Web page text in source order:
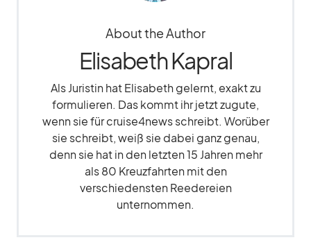
About the Author
Elisabeth Kapral
Als Juristin hat Elisabeth gelernt, exakt zu
formulieren. Das kommt ihr jetzt zugute,
wenn sie für cruise4news schreibt. Worüber
sie schreibt, weiß sie dabei ganz genau,
denn sie hat in den letzten 15 Jahren mehr
als 80 Kreuzfahrten mit den
verschiedensten Reedereien
unternommen.